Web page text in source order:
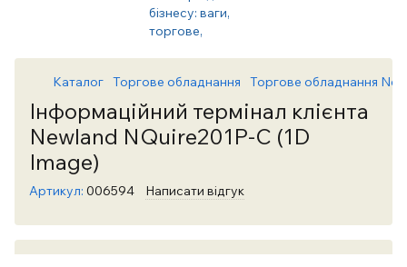
Каталог Торгове обладнання Торгове обладнання
Інформаційний термінал клієнта
Newland NQuire201P-C (1D
Image)
Артикул: 006594 Написати відгук